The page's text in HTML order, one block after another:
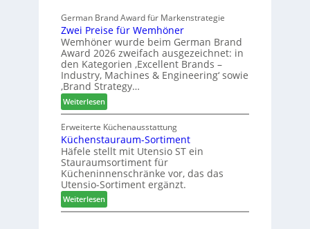
t
Z
u
k
u
n
f
t
s
t
F
ü
h
r
u
n
g
a
n
v
e
d
i
u
n
d
H
u
b
t
e
x
s
t
e
German Brand Award für Markenstrategie
Zwei Preise für Wemhöner
Wemhöner wurde beim German Brand
Award 2026 zweifach ausgezeichnet: in
den Kategorien ‚Excellent Brands –
Industry, Machines & Engineering‘ sowie
‚Brand Strategy…
Weiterlesen:
Z
w
e
i
P
r
e
i
s
Erweiterte Küchenausstattung
Küchenstauraum-Sortiment
Häfele stellt mit Utensio ST ein
Stauraumsortiment für
Kücheninnenschränke vor, das das
Utensio-Sortiment ergänzt.
Weiterlesen:
K